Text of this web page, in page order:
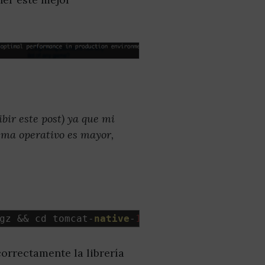
este post) ya que mi
operativo es mayor,
gz && cd tomcat - native - 1.1
la librería